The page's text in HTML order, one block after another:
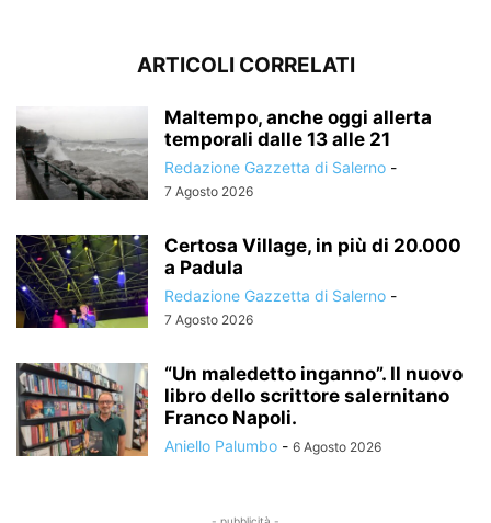
ARTICOLI CORRELATI
Maltempo, anche oggi allerta
temporali dalle 13 alle 21
Redazione Gazzetta di Salerno -
7 Agosto 2026
Certosa Village, in più di 20.000
a Padula
Redazione Gazzetta di Salerno -
7 Agosto 2026
“Un maledetto inganno”. Il nuovo
libro dello scrittore salernitano
Franco Napoli.
Aniello Palumbo - 6 Agosto 2026